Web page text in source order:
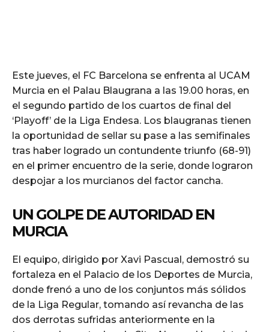
Este jueves, el FC Barcelona se enfrenta al UCAM
Murcia en el Palau Blaugrana a las 19.00 horas, en
el segundo partido de los cuartos de final del
‘Playoff’ de la Liga Endesa. Los blaugranas tienen
la oportunidad de sellar su pase a las semifinales
tras haber logrado un contundente triunfo (68-91)
en el primer encuentro de la serie, donde lograron
despojar a los murcianos del factor cancha.
UN GOLPE DE AUTORIDAD EN
MURCIA
El equipo, dirigido por Xavi Pascual, demostró su
fortaleza en el Palacio de los Deportes de Murcia,
donde frenó a uno de los conjuntos más sólidos
de la Liga Regular, tomando así revancha de las
dos derrotas sufridas anteriormente en la